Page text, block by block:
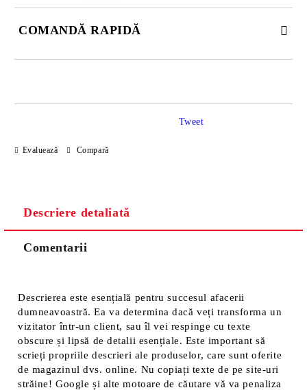
COMANDĂ RAPIDĂ
Evaluează Compară
Tweet
Descriere detaliată
Comentarii
Descrierea este esențială pentru succesul afacerii
dumneavoastră. Ea va determina dacă veți transforma un
vizitator într-un client, sau îl vei respinge cu texte
obscure și lipsă de detalii esențiale. Este important să
scrieți propriile descrieri ale produselor, care sunt oferite
de magazinul dvs. online. Nu copiați texte de pe site-uri
străine! Google și alte motoare de căutare vă va penaliza